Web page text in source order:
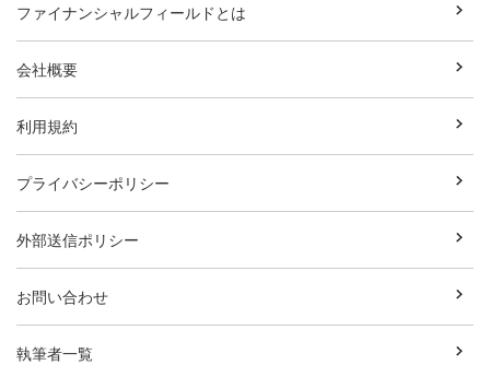
ファイナンシャルフィールドとは
会社概要
利用規約
プライバシーポリシー
外部送信ポリシー
お問い合わせ
執筆者一覧